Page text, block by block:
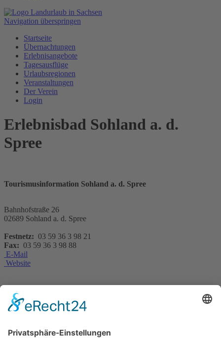
Navigation überspringen
Startseite
Übernachtungen
Erlebnisangebote
Tagesausflüge
Urlaubsregionen
Veranstaltungen
Der Verein
Login
Erlebnisbad Sohland a. d.
Spree
Tourismusinformation Sohland a. d. Spree
Bahnhofstraße 26
02689 Sohland a. d. Spree
Festnetz: 03 59 36 3 98 21
Fax: 03 59 36 3 98 88
E-Mail
Website
Taubenheim ist das Sonnenuhrendorf schlechthin mit 45 alternativen
Zeitmessern auf einem ausgewiesenen Pfad. Geführte Wanderungen
genießen. Auch in Taubenheim finden sich wunderbare